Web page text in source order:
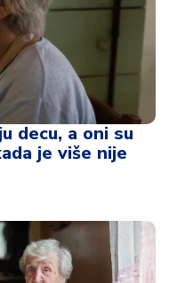
decu, a oni su
je više nije